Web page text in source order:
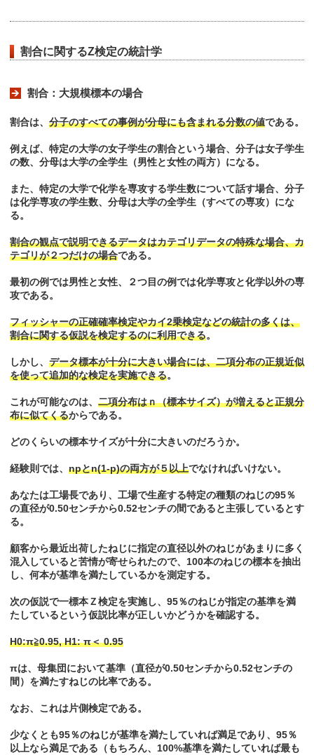
割合に関するZ検定の統計学
割合：大規模標本の場合
割合は、 分子のすべての事例が分母にも含まれる分数の値である。
例えば、特定の大学の女子学生の割合という場合、分子は女子学生
の数、分母は大学の全学生（男性と女性の両方）になる。
また、特定の大学で化学を専攻する学生数について話す場合、分子
は化学専攻の学生数、分母は大学の全学生（すべての専攻）にな
る。
割合の観点で説明できるデータはカテゴリデータの特殊な場合、カ
テゴリが２つだけの場合である。
最初の例では男性と女性、２つ目の例では化学専攻と化学以外の専
攻である。
フィッシャーの正確確率検定やカイ2乗検定などの統計の多くは、
割合に関する仮説を検定するのに利用できる。
しかし、 データ標本が十分に大きい場合には、二項分布の正規近似
を使って追加的な検定を実施できる。
これが可能なのは、 二項分布はｎ（標本サイズ）が増えると正規分
布に似てくるからである。
どのくらいの標本サイズが十分に大きいのだろうか。
経験則では、 npとn(1-p)の両方が５以上でなければいけない。
あなたは工場長であり、工場で生産する特定の種類のねじの95％
の直径が0.50センチから0.52センチの間であると主張しているとす
る。
顧客から最近出荷したねじに指定の直径以外のねじがあまりに多く
混入していると苦情が寄せられたので、100本のねじの標本を抽出
し、何本が基準を満たしているかを測定する。
次の仮説で一標本Ｚ検定を実施し、95％のねじが指定の基準を満
たしているという仮説比率が正しいかどうかを確認する。
H0:π≧0.95, H1: π＜ 0.95
πは、母集団において基準（直径が0.50センチから0.52センチの
間）を満たすねじの比率である。
なお、これは片側検定である。
少なくとも95％のねじが基準を満たしていれば満足であり、95％
以上なら満足である（もちろん、100%基準を満たしていれば最も